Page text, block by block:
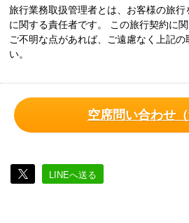
旅行業務取扱管理者とは、お客様の旅行
に関する責任者です。 この旅行契約に
ご不明な点があれば、ご遠慮なく上記
い。
空席問い合わせ（
LINEへ送る